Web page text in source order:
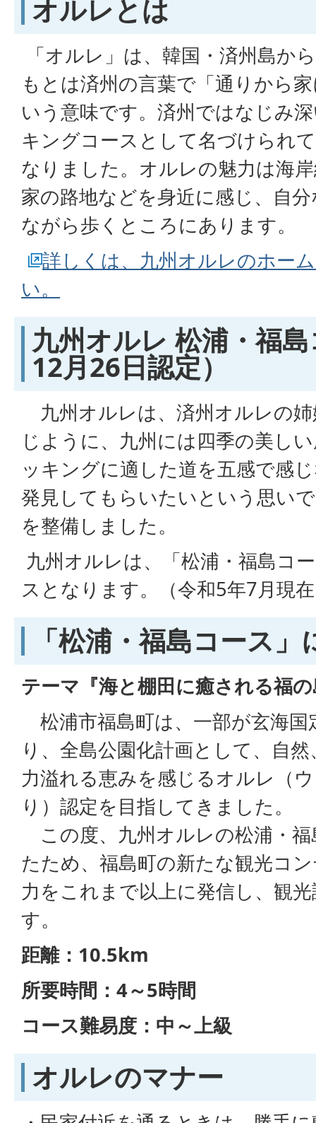
オルレとは
「オルレ」は、韓国・済州島か
もとは済州の言葉で「通りから
いう意味です。済州ではなじみ
キングコースとして名づけられ
なりました。オルレの魅力は海
家の路地などを身近に感じ、自
ながら歩くところにあります。
詳しくは、九州オルレのホー
い。
九州オルレ 松浦・福
12月26日認定）
九州オルレは、済州オルレの
じように、九州には四季の美し
ッキングに適した道を五感で感
発見してもらいたいという思い
を整備しました。
九州オルレは、「松浦・福島コ
スとなります。（令和5年7月現
「松浦・福島コース
テーマ『海と棚田に癒される福
松浦市福島町は、一部が玄海
り、全島公園化計画として、自
力溢れる恵みを感じるオルレ（
り）認定を目指してきました。
この度、九州オルレの松浦・
たため、福島町の新たな観光コ
力をこれまで以上に発信し、観
す。
距離：10.5km
所要時間：4～5時間
コース難易度：中～上級
オルレのマナー